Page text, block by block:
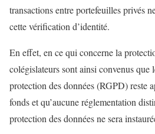
transactions entre portefeuilles privés
cette vérification d’identité.
En effet, en ce qui concerne la
colégislateurs sont ainsi convenus que
protection des données (RGPD) reste
fonds et qu’aucune réglementation
protection des données ne sera